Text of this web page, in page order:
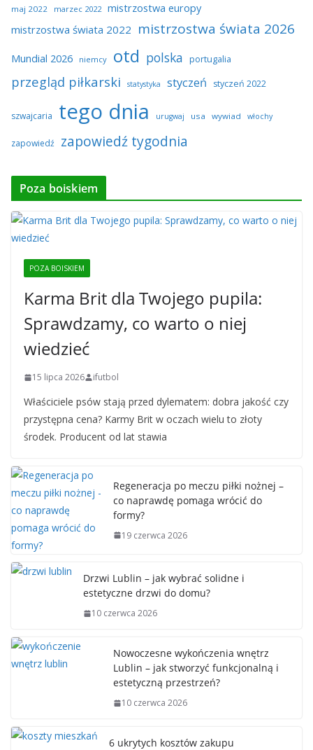
maj 2022
marzec 2022 mistrzostwa europy
mistrzostwa świata 2022 mistrzostwa świata 2026
Mundial 2026 niemcy otd polska portugalia
przegląd piłkarski statystyka styczeń styczeń 2022
szwajcaria tego dnia urugwaj usa wywiad włochy
zapowiedź zapowiedź tygodnia
Poza boiskiem
POZA BOISKIEM
Karma Brit dla Twojego pupila:
Sprawdzamy, co warto o niej
wiedzieć
15 lipca 2026 ifutbol
Właściciele psów stają przed dylematem: dobra jakość czy
przystępna cena? Karmy Brit w oczach wielu to złoty
środek. Producent od lat stawia
Regeneracja po meczu piłki nożnej –
co naprawdę pomaga wrócić do
formy?
19 czerwca 2026
Drzwi Lublin – jak wybrać solidne i
estetyczne drzwi do domu?
10 czerwca 2026
Nowoczesne wykończenia wnętrz
Lublin – jak stworzyć funkcjonalną i
estetyczną przestrzeń?
10 czerwca 2026
6 ukrytych kosztów zakupu